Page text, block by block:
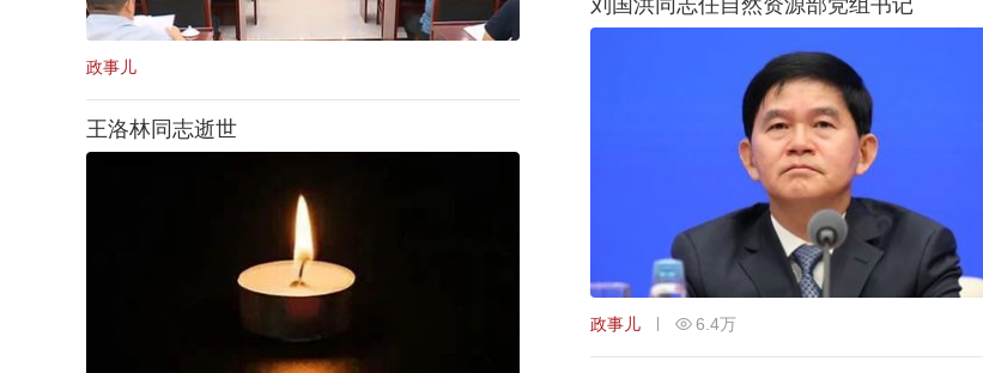
政事儿
刘国洪同志任自然资源部党组书记
政事儿 6.4万
王洛林同志逝世